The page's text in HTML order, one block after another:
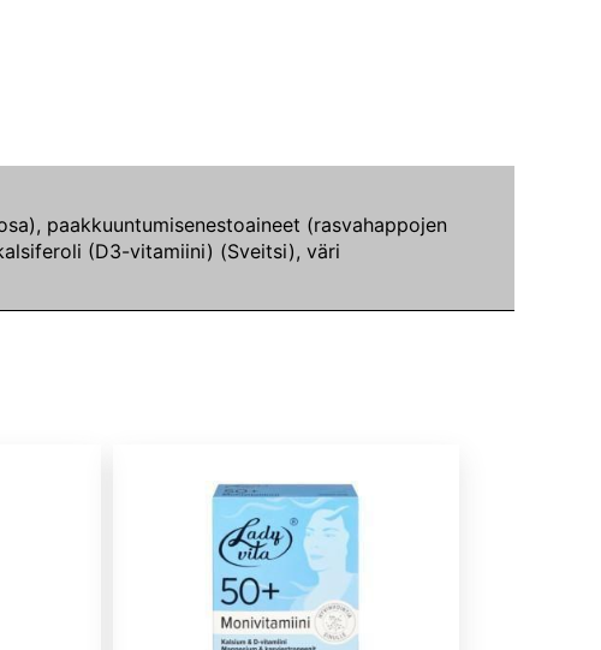
paakkuuntumisenestoaineet (rasvahappojen
(D3-vitamiini) (Sveitsi), väri